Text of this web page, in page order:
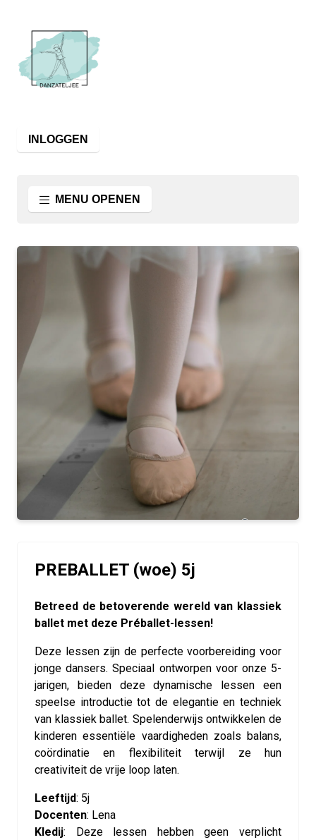
INLOGGEN
MENU OPENEN
PREBALLET (woe) 5j
Betreed de betoverende wereld van klassiek
ballet met deze Préballet-lessen!
Deze lessen zijn de perfecte voorbereiding voor
jonge dansers. Speciaal ontworpen voor onze 5-
jarigen, bieden deze dynamische lessen een
speelse introductie tot de elegantie en techniek
van klassiek ballet. Spelenderwijs ontwikkelen de
kinderen essentiële vaardigheden zoals balans,
coördinatie en flexibiliteit terwijl ze hun
creativiteit de vrije loop laten.
Leeftijd: 5j
Docenten: Lena
Kledij:
Deze lessen hebben geen verplicht